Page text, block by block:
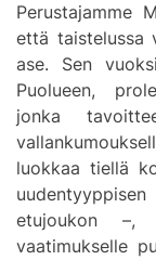
Perustajamme
että taistelussa
ase. Sen
Puolueen,
jonka
luokkaa tiellä
etujoukon –,
vaatimukselle